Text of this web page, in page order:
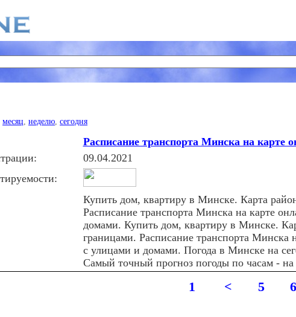
месяц,неделю,сегодня
Расписание транспорта Минска на карте
09.04.2021
Купить дом, квартиру в Минске. Карта
Расписание транспорта Минска на карте
домами. Купить дом, квартиру в Минске.
границами. Расписание транспорта Минска
с улицами и домами. Погода в Минске на
Самый точный прогноз погоды по часам -
1 < 5 6